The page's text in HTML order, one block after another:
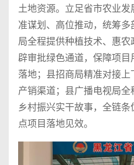
土地资源。立足省市农业
准谋划、高位推动，统筹
局全程提供种植技术、惠
辟审批绿色通道，保障项
落地；县招商局精准对接
产销渠道；县广播电视局
乡村振兴实干故事，全链
点项目落地见效。